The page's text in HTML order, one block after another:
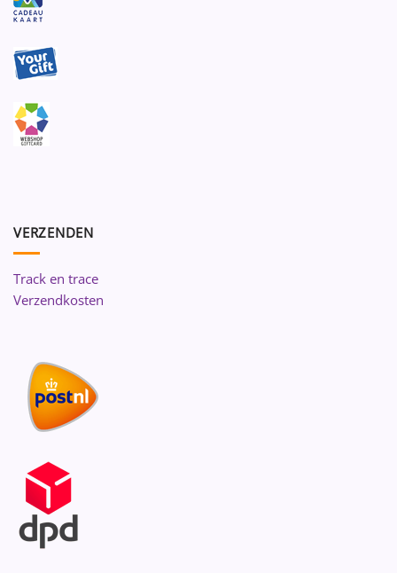
VERZENDEN
Track en trace
Verzendkosten